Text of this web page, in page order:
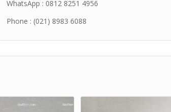
WhatsApp : 0812 8251 4956
Phone : (021) 8983 6088